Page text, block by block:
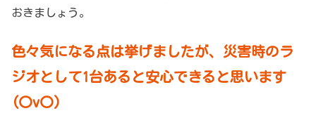
おきましょう。
色々気になる点は挙げましたが、災害時のラ
ジオとして1台あると安心できると思います
(〇v〇)